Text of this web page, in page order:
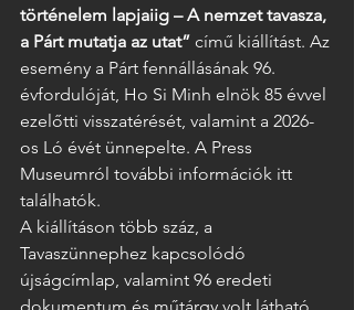
történelem lapjaiig – A nemzet tavasza,
a Párt mutatja az utat” című kiállítást. Az
esemény a Párt fennállásának 96.
évfordulóját, Ho Si Minh elnök 85 évvel
ezelőtti visszatérését, valamint a 2026-
os Ló évét ünnepelte. A Press
Museumról további információk itt
találhatók.
A kiállításon több száz, a
Tavaszünnephez kapcsolódó
újságcímlap, valamint 96 eredeti